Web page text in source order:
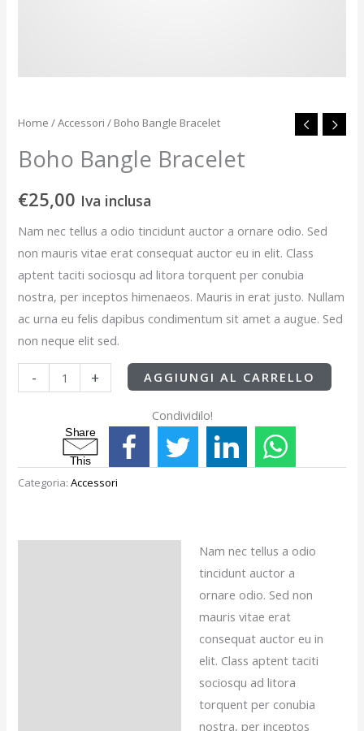
Home /Accessori / Boho Bangle Bracelet
Boho Bangle Bracelet
€25,00 Iva inclusa
Nam nec tellus a odio tincidunt auctor a ornare odio. Sed
non mauris vitae erat consequat auctor eu in elit. Class
aptent taciti sociosqu ad litora torquent per conubia
nostra, per inceptos himenaeos. Mauris in erat justo. Nullam
ac urna eu felis dapibus condimentum sit amet a augue. Sed
non neque elit sed.
- + AGGIUNGI AL CARRELLO
Condividilo!
Share
This
Categoria:Accessori
Nam nec tellus a odio
tincidunt auctor a
ornare odio. Sed non
mauris vitae erat
consequat auctor eu in
elit. Class aptent taciti
sociosqu ad litora
torquent per conubia
nostra, per inceptos